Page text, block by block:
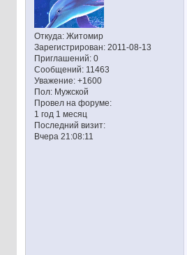
Откуда:Житомир
Зарегистрирован: 2011-08-13
Приглашений:0
Сообщений:11463
Уважение: +1600
Пол:Мужской
Провел на форуме:
1 год 1 месяц
Последний визит:
Вчера 21:08:11